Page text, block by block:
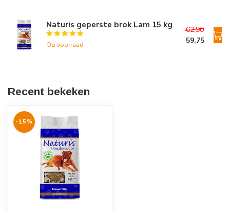
Naturis geperste brok Lam 15 kg
Op voorraad
62,90
59,75
Recent bekeken
-15%